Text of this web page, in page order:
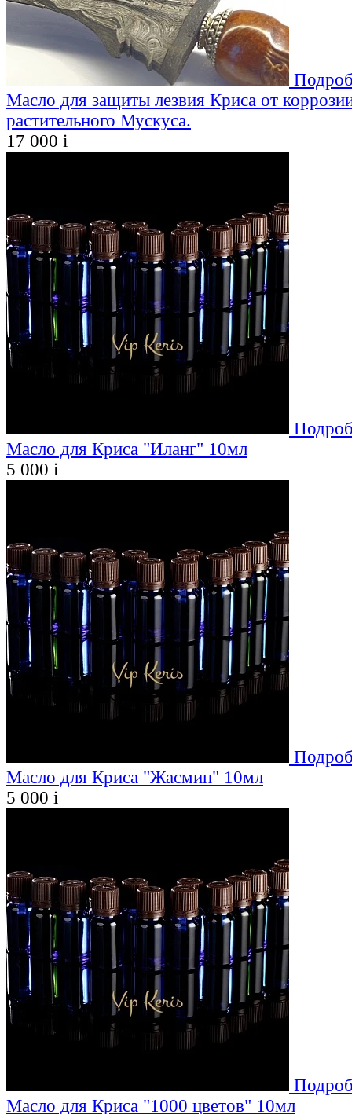
Масло для защиты лезвия Криса от
растительного Мускуса.
17 000 i
Масло для Криса "Иланг" 10мл
5 000 i
Масло для Криса "Жасмин" 10мл
5 000 i
Масло для Криса "1000 цветов" 10мл